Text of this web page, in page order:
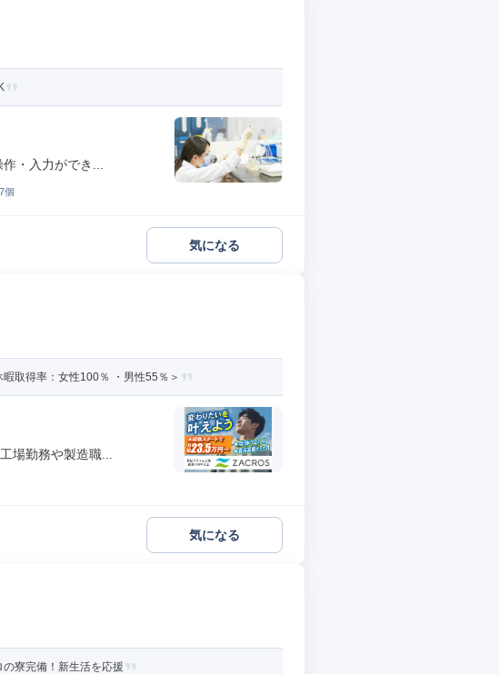
・入力ができ...
個
気になる
取得率：女性100％ ・男性55％＞
場勤務や製造職...
気になる
寮完備！新生活を応援